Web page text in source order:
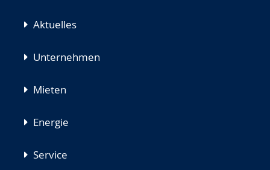
Aktuelles
Unternehmen
Mieten
Energie
Service